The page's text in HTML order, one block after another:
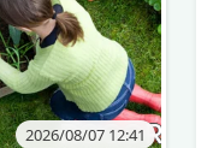
2026/08/07 12:41